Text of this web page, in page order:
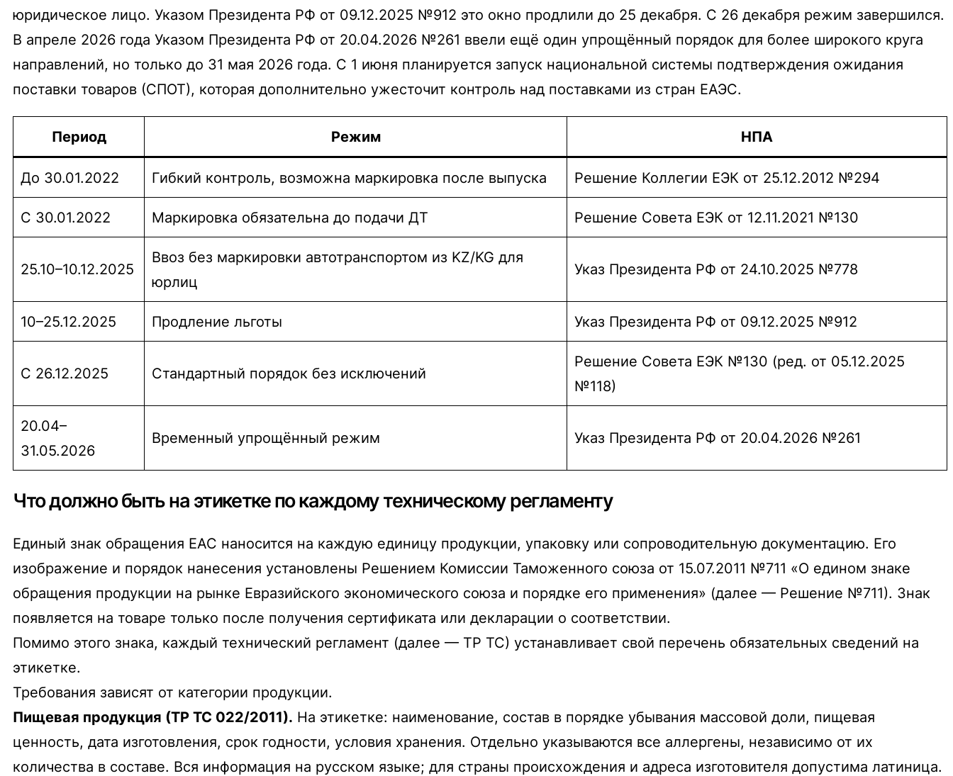
юридическое лицо. Указом Президента РФ от 09.12.2025 №912 это окно продлили до 25 декабря. С 26 декабря режим завершился.
В апреле 2026 года Указом Президента РФ от 20.04.2026 №261 ввели ещё один упрощённый порядок для более широкого круга
направлений, но только до 31 мая 2026 года. С 1 июня планируется запуск национальной системы подтверждения ожидания
поставки товаров (СПОТ), которая дополнительно ужесточит контроль над поставками из стран ЕАЭС.
Период Режим НПА
До 30.01.2022 Гибкий контроль, возможна маркировка после выпуска Решение Коллегии ЕЭК от 25.12.2012 №294
С 30.01.2022 Маркировка обязательна до подачи ДТ Решение Совета ЕЭК от 12.11.2021 №130
25.10–10.12.2025
Ввоз без маркировки автотранспортом из KZ/KG для
юрлиц
Указ Президента РФ от 24.10.2025 №778
10–25.12.2025 Продление льготы Указ Президента РФ от 09.12.2025 №912
С 26.12.2025 Стандартный порядок без исключений
Решение Совета ЕЭК №130 (ред. от 05.12.2025
№118)
20.04–
31.05.2026
Временный упрощённый режим Указ Президента РФ от 20.04.2026 №261
Что должно быть на этикетке по каждому техническому регламенту
Единый знак обращения ЕАС наносится на каждую единицу продукции, упаковку или сопроводительную документацию. Его
изображение и порядок нанесения установлены Решением Комиссии Таможенного союза от 15.07.2011 №711 «О едином знаке
обращения продукции на рынке Евразийского экономического союза и порядке его применения» (далее — Решение №711). Знак
появляется на товаре только после получения сертификата или декларации о соответствии.
Помимо этого знака, каждый технический регламент (далее — ТР ТС) устанавливает свой перечень обязательных сведений на
этикетке.
Требования зависят от категории продукции.
Пищевая продукция (ТР ТС 022/2011). На этикетке: наименование, состав в порядке убывания массовой доли, пищевая
ценность, дата изготовления, срок годности, условия хранения. Отдельно указываются все аллергены, независимо от их
количества в составе. Вся информация на русском языке; для страны происхождения и адреса изготовителя допустима латиница.